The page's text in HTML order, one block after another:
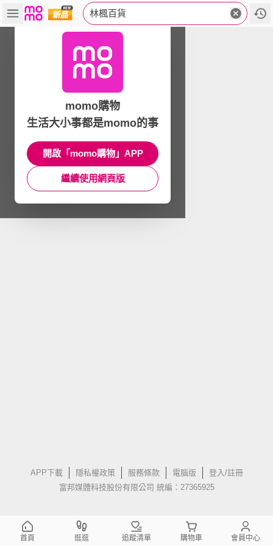
林楓百貨
APP下載 隱私權政策 服務條款 電腦版
登入/註冊
富邦媒體科技股份有限公司 統編：27365925
momo購物
生活大小事都是momo的事
開啟「momo購物」APP
繼續使用網頁版
首頁 逛逛 追蹤清單 購物車 會員中心